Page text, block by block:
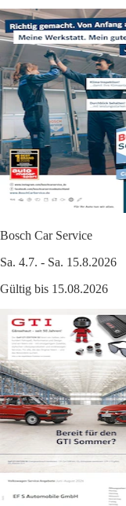
Bosch Car Service
Sa. 4.7. - Sa. 15.8.2026
Gültig bis 15.08.2026